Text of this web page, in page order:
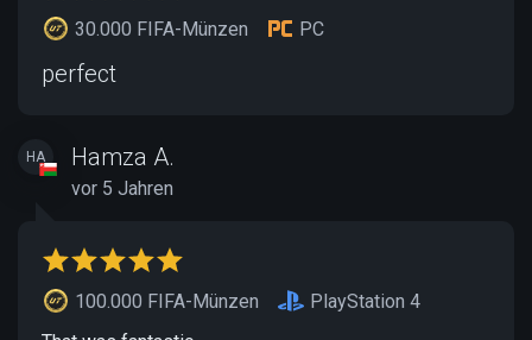
30.000 FIFA-Münzen PC
perfect
HA Hamza A.
vor 5 Jahren
100.000 FIFA-Münzen
PlayStation 4